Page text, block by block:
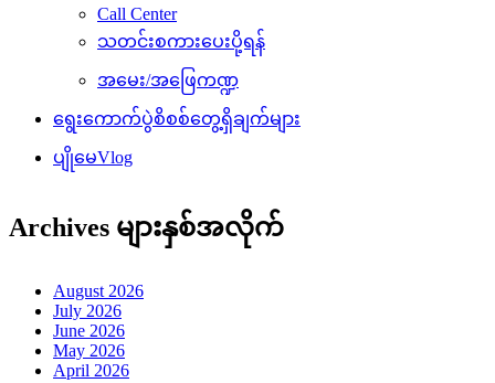
Call Center
သတင်းစကားပေးပို့ရန်
အမေး/အဖြေကဏ္ဍ
ရွေးကောက်ပွဲစိစစ်တွေ့ရှိချက်များ
ပျိုမေVlog
Archives များနှစ်အလိုက်
August 2026
July 2026
June 2026
May 2026
April 2026